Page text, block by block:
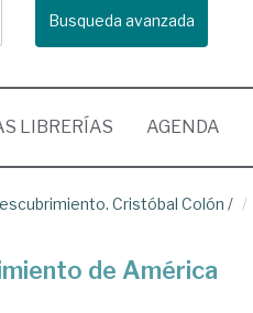
Busqueda avanzada
LIBRERÍAS AGENDA
Cristóbal Colón /
de América